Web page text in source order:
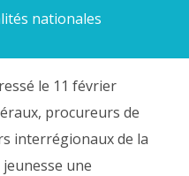
nationales
le 11 février
procureurs de
interrégionaux de la
une